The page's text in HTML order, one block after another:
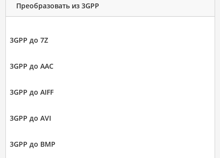
Преобразовать из 3GPP
3GPP до 7Z
3GPP до AAC
3GPP до AIFF
3GPP до AVI
3GPP до BMP